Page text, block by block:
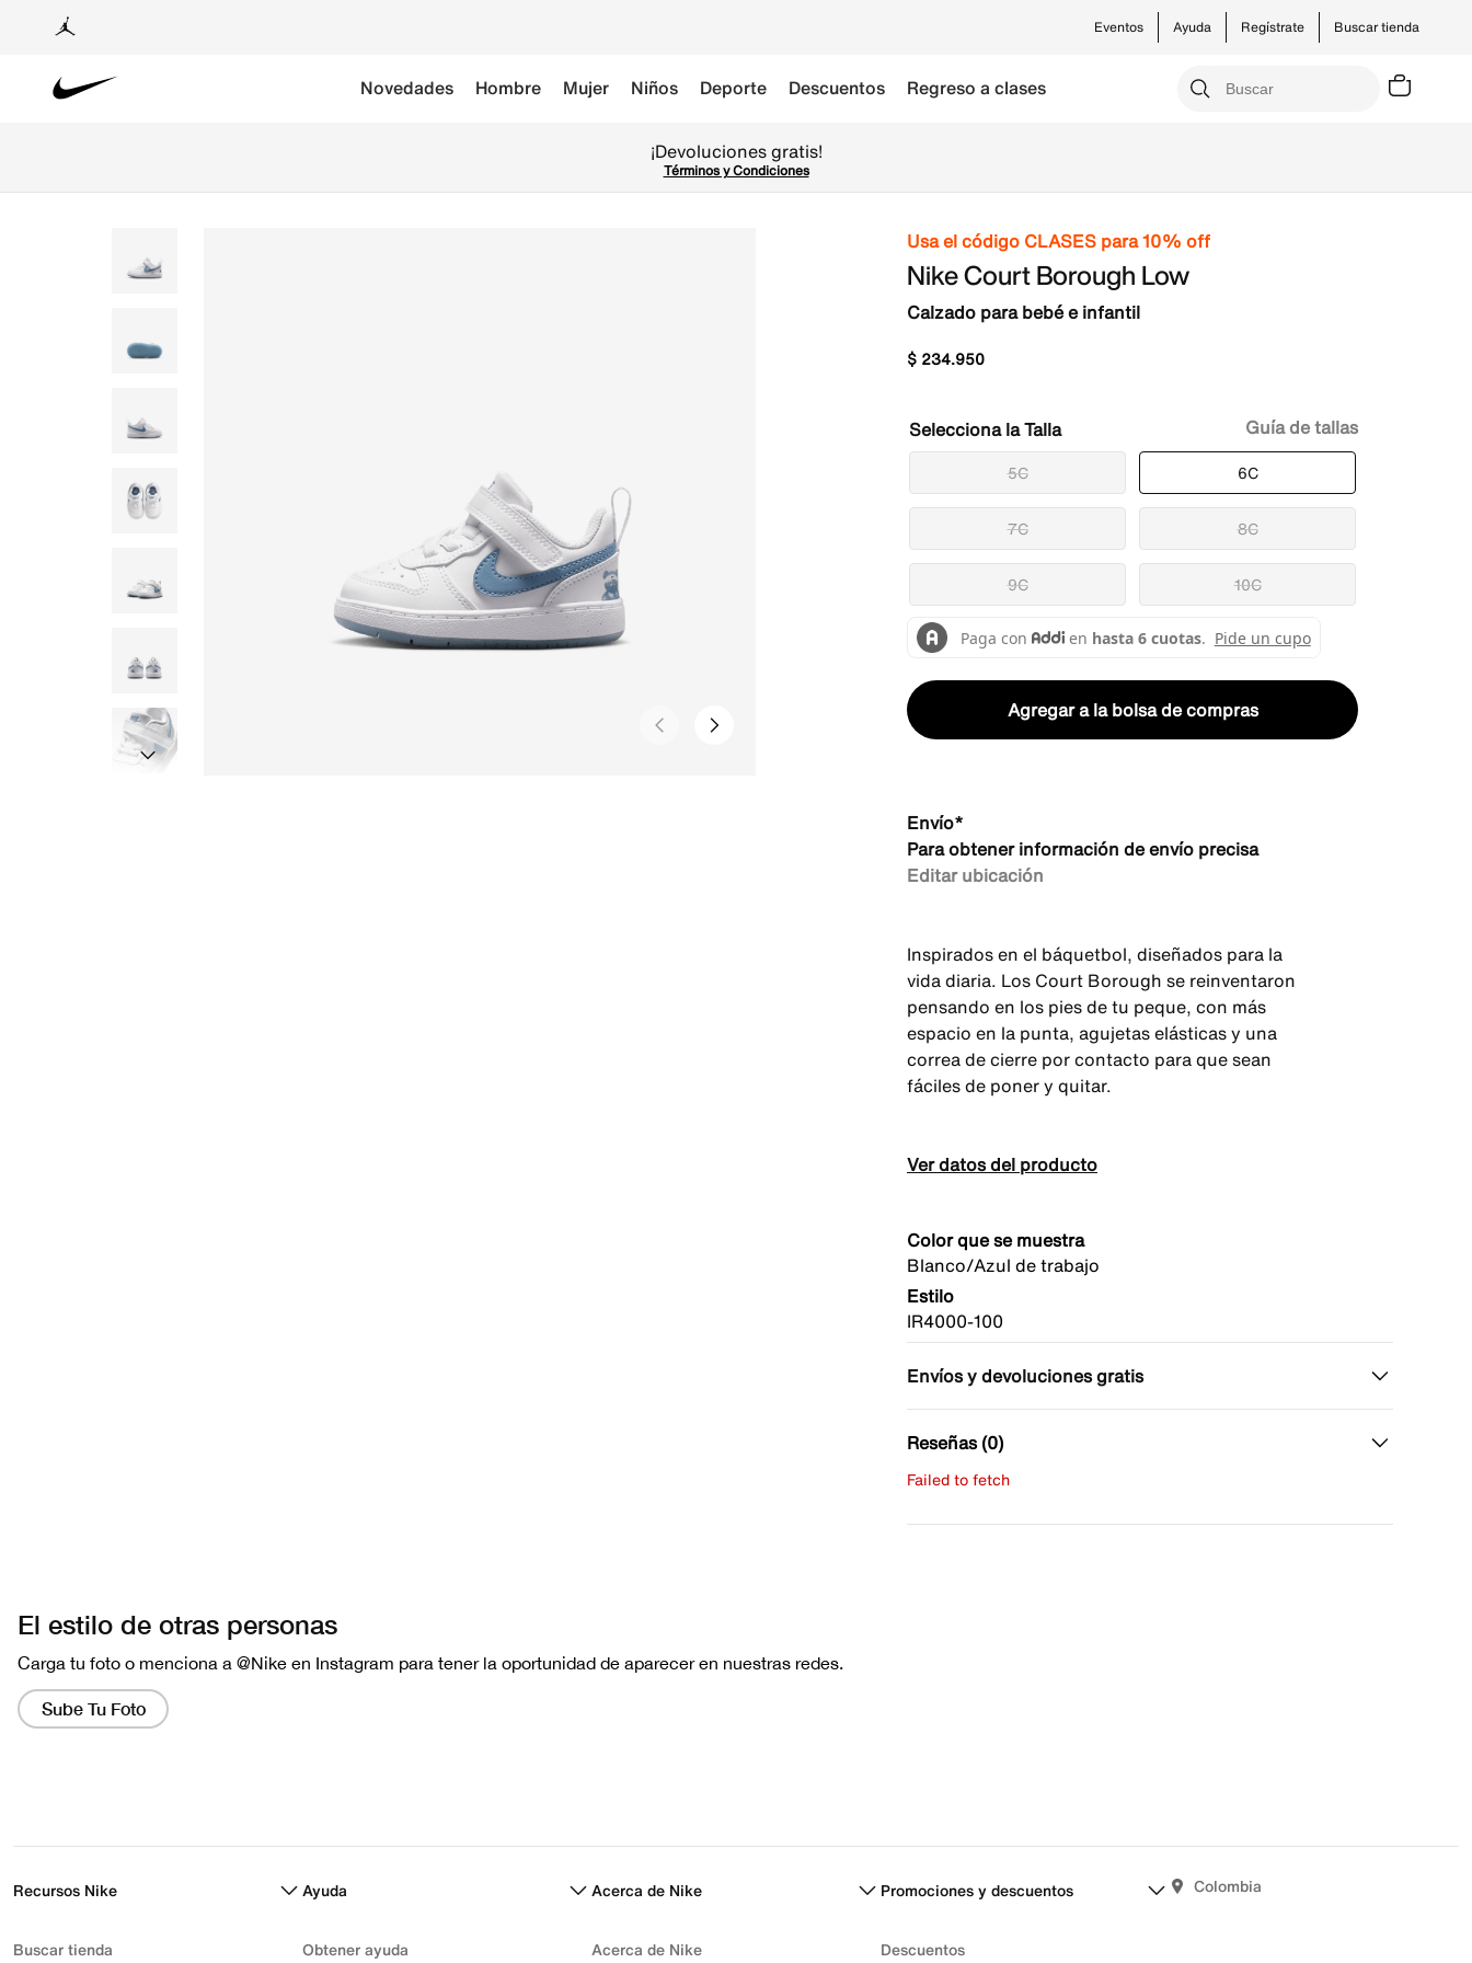
Buscar tienda
Ayuda Regístrate
Eventos
Novedades Hombre Mujer Niños Deporte Descuentos Regreso a clases
¡Devoluciones gratis!
Términos y Condiciones
Usa el código CLASES para 10% off
Nike Court Borough Low
Calzado para bebé e infantil
$ 234.950
Talla
5C 6C
7C 8C
9C 10C
Guía de tallas
Agregar a la bolsa de compras
Envío*
Para obtener información de envío precisa
Editar ubicación
Inspirados en el báquetbol, diseñados para la
vida diaria. Los Court Borough se reinventaron
pensando en los pies de tu peque, con más
espacio en la punta, agujetas elásticas y una
correa de cierre por contacto para que sean
fáciles de poner y quitar.
Ver datos del producto
Color que se muestra
Blanco/Azul de trabajo
Estilo
IR4000-100
Envíos y devoluciones gratis
Reseñas (0)
Failed to fetch
Recursos Nike
Buscar tienda
Ayuda
Obtener ayuda
Acerca de Nike
Acerca de Nike
Promociones y descuentos
Descuentos
Colombia